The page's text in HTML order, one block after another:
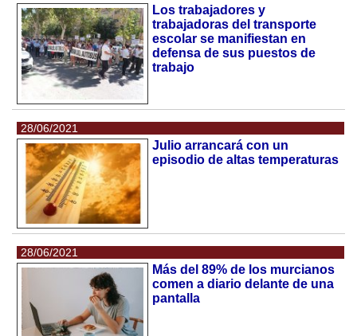
Los trabajadores y
trabajadoras del transporte
escolar se manifiestan en
defensa de sus puestos de
trabajo
28/06/2021
Julio arrancará con un
episodio de altas temperaturas
28/06/2021
Más del 89% de los murcianos
comen a diario delante de una
pantalla